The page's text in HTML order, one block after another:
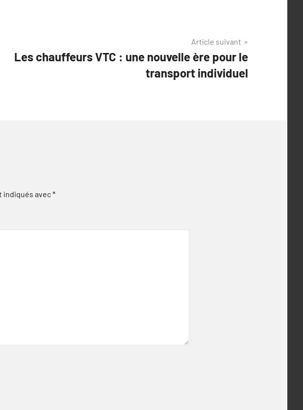
Article suivant
Les chauffeurs VTC : une nouvelle ère pour le
transport individuel
indiqués avec*